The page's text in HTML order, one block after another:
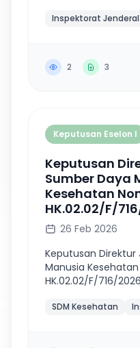
2025
Inspektorat Jenderal
2 3
Keputusan Eselon I
Keputusan
Sumber Daya
Kesehatan
HK.02.02/F/
26 Feb 2026
Keputusan Direktur
Manusia
HK.02.02/F/716/
Sebagai Lembaga
SDM Kesehatan